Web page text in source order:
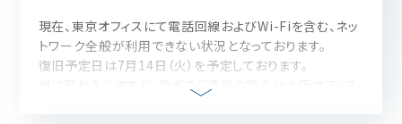
現在、東京オフィスにて電話回線およびWi-Fiを含む、ネッ
トワーク全般が利用できない状況となっております。
復旧予定日は7月14日（火）を予定しております。
誠に恐れ入りますが、急ぎのご連絡の場合は大阪オフィス